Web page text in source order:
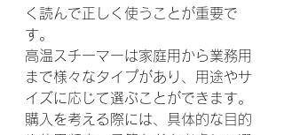
く読んで正しく使うことが重要で
す。
高温スチーマーは家庭用から業務用
まで様々なタイプがあり、用途やサ
イズに応じて選ぶことができます。
購入を考える際には、具体的な目的